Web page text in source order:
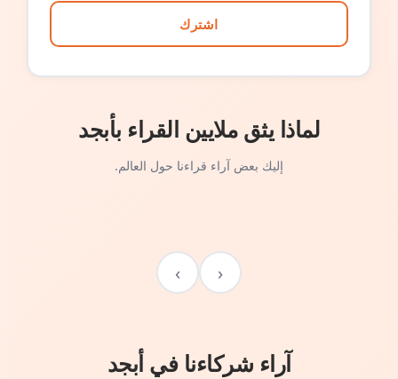
اشترك
لماذا يثق ملايين القراء بأبجد
إليك بعض آراء قراءنا حول العالم.
‹
›
آراء شركاءنا في أبجد